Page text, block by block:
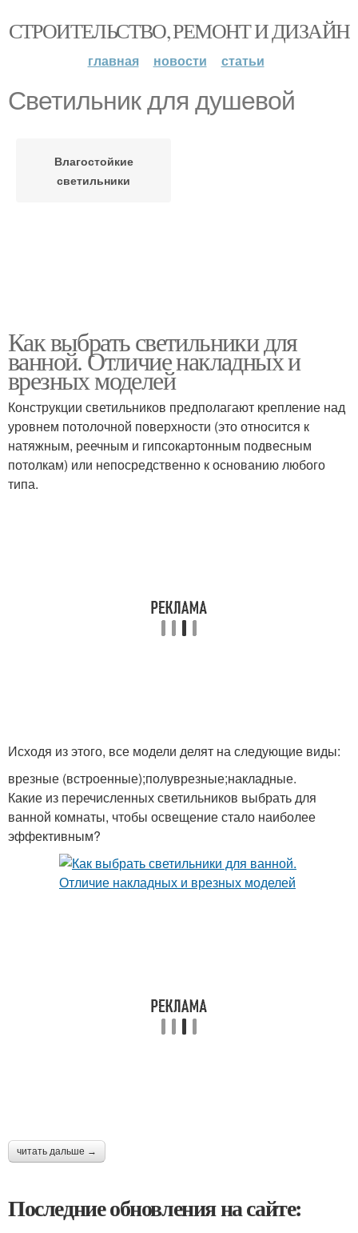
СТРОИТЕЛЬСТВО, РЕМОНТ И ДИЗАЙН
главная новости статьи
Светильник для душевой
Влагостойкие
светильники
Как выбрать светильники для
ванной. Отличие накладных и
врезных моделей
Конструкции светильников предполагают крепление над
уровнем потолочной поверхности (это относится к
натяжным, реечным и гипсокартонным подвесным
потолкам) или непосредственно к основанию любого
типа.
Исходя из этого, все модели делят на следующие виды:
врезные (встроенные);полуврезные;накладные.
Какие из перечисленных светильников выбрать для
ванной комнаты, чтобы освещение стало наиболее
эффективным?
читать дальше →
Последние обновления на сайте: